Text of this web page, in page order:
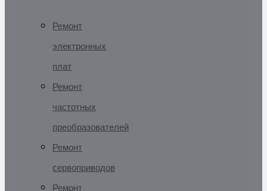
Ремонт
электронных
плат
Ремонт
частотных
преобразователей
Ремонт
сервоприводов
Ремонт